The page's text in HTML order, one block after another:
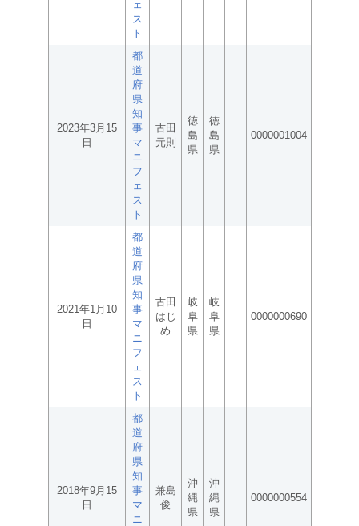
ェ
ス
ト
2023年3月15
日
都
道
府
県
知
事
マ
ニ
フ
ェ
ス
ト
古田
元則
徳
島
県
徳
島
県
0000001004
2021年1月10
日
都
道
府
県
知
事
マ
ニ
フ
ェ
ス
ト
古田
はじ
め
岐
阜
県
岐
阜
県
0000000690
2018年9月15
日
都
道
府
県
知
事
マ
ニ
兼島
俊
沖
縄
県
沖
縄
県
0000000554